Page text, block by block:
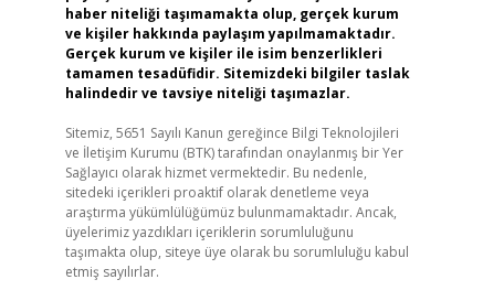
haber niteliği taşımamakta olup, gerçek kurum
ve kişiler hakkında paylaşım yapılmamaktadır.
Gerçek kurum ve kişiler ile isim benzerlikleri
tamamen tesadüfidir. Sitemizdeki bilgiler taslak
halindedir ve tavsiye niteliği taşımazlar.
Sitemiz, 5651 Sayılı Kanun gereğince Bilgi Teknolojileri
ve İletişim Kurumu (BTK) tarafından onaylanmış bir Yer
Sağlayıcı olarak hizmet vermektedir. Bu nedenle,
sitedeki içerikleri proaktif olarak denetleme veya
araştırma yükümlülüğümüz bulunmamaktadır. Ancak,
üyelerimiz yazdıkları içeriklerin sorumluluğunu
taşımakta olup, siteye üye olarak bu sorumluluğu kabul
etmiş sayılırlar.